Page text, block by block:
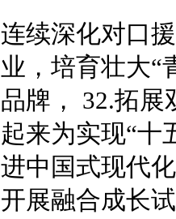
连续深化对口
业，培育壮大“
品牌， 32.拓
起来为实现“十
进中国式现代
开展融合成长